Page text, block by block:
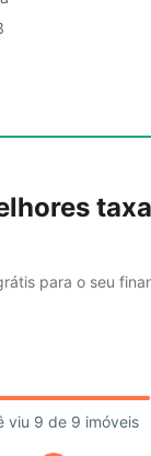
para o seu
viu 9 de 9 imóveis